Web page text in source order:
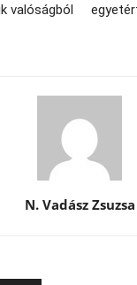
valóságból
N. Vadász Zsuzsa